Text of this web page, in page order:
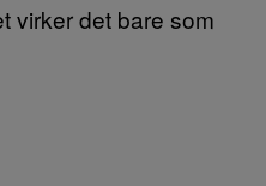
virker det bare som